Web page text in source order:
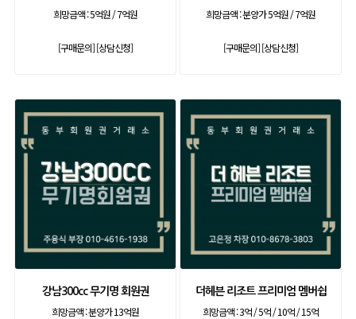
희망금액 :5억원 / 7억원
[구매문의][상담신청]
희망금액 :분양가 5억원 / 7억원
[구매문의][상담신청]
강남300cc 무기명 회원권
희망금액 :분양가 13억원
더헤븐 리조트 프리미엄 멤버쉽
희망금액 :3억 / 5억 / 10억 / 15억